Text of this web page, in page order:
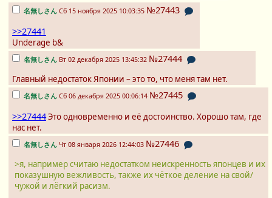
名無しさん Сб 15 ноября 2025 10:03:35 №27443
>>27441
Underage b&
名無しさん Вт 02 декабря 2025 13:45:32 №27444
Главный недостаток Японии – это то, что меня там нет.
名無しさん Сб 06 декабря 2025 00:06:14 №27445
>>27444Это одновременно и её достоинство. Хорошо там, где
нас нет.
名無しさん Чт 08 января 2026 12:44:03 №27446
>я, например считаю недостатком неискренность японцев и их
показушную вежливость, также их чёткое деление на свой/
чужой и лёгкий расизм.